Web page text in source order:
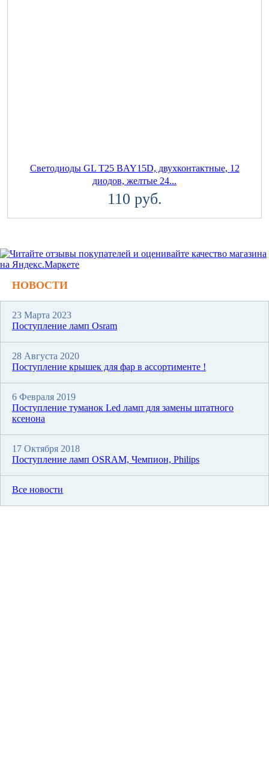
Светодиоды GL T25 BAY15D, двухконтактные, 12
диодов, желтые 24...
110 руб.
НОВОСТИ
23 Марта 2023
Поступление ламп Osram
28 Августа 2020
Поступление крышек для фар в ассортименте !
6 Февраля 2019
Поступление туманок Led ламп для замены штатного
ксенона
17 Октября 2018
Поступление ламп OSRAM, Чемпион, Philips
Все новости